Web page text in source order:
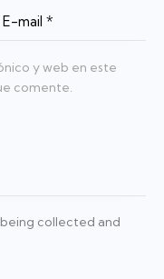
y web en este
comente.
collected and